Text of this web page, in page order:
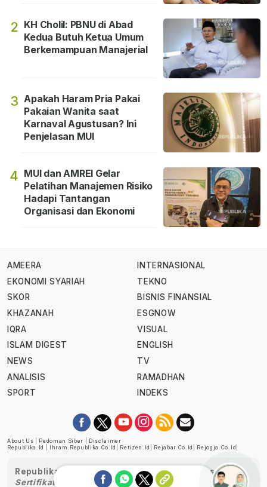
2 KH Cholil: PBNU di Abad
Kedua Butuh Ketua Umum
Berkemampuan Manajerial
3 Apakah Haram Pria Pakai
Pakaian Wanita saat
Karnaval Agustusan? Ini
Penjelasan MUI
4 MUI dan AMREI Gelar
Pelatihan Manajemen Risiko
Hadapi Tantangan
Organisasi dan Ekonomi
AMEERA
EKONOMI SYARIAH
SKOR
KHAZANAH
IQRA
ISLAM DIGEST
NEWS
ANALISIS
SPORT
INTERNASIONAL
TEKNO
BISNIS FINANSIAL
ESGNOW
VISUAL
ENGLISH
TV
RAMADHAN
INDEKS
About Us Pedoman Siber
Disclaimer
Republika.id
Ihram.republika.co.id Retizen.id Rejabar.co.id Rejogja.co.id
Republika telah diverifikasi oleh Dewan Pers
Sertifikat Nomor 1058/DP-Verifikasi/K/XII/2022